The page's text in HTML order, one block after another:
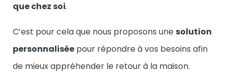
que chez soi.
C’est pour cela que nous proposons une solution
personnalisée pour répondre à vos besoins afin
de mieux appréhender le retour à la maison.